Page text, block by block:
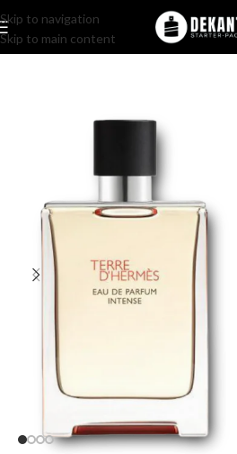
Skip to navigation
Skip to main content
Home/Pakovanje/ Komercijalno